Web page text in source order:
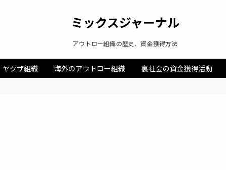
ミックスジャーナル
アウトロー組織の歴史、資金獲得方法
ヤクザ組織 海外のアウトロー組織 裏社会の資金獲得活動